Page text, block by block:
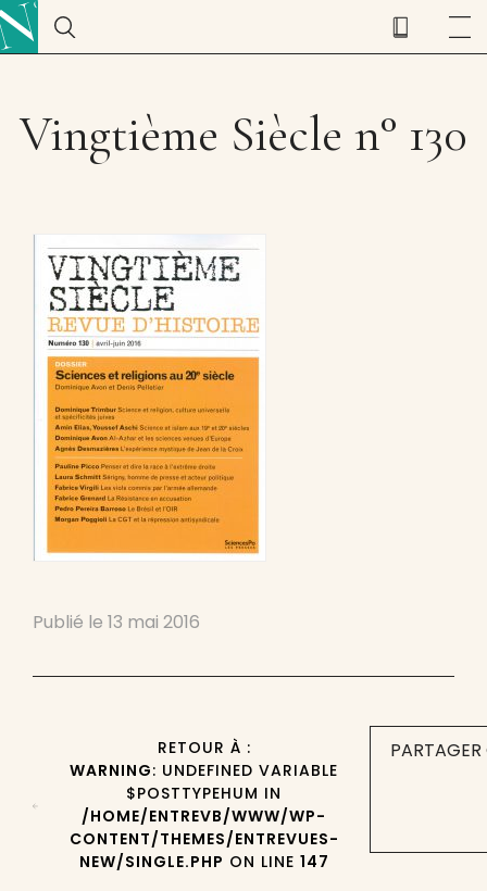
Vingtième Siècle n° 130
Publié le 13 mai 2016
RETOUR À :
WARNING: UNDEFINED VARIABLE
$POSTTYPEHUM IN
/HOME/ENTREVB/WWW/WP-
CONTENT/THEMES/ENTREVUES-
NEW/SINGLE.PHP ON LINE 147